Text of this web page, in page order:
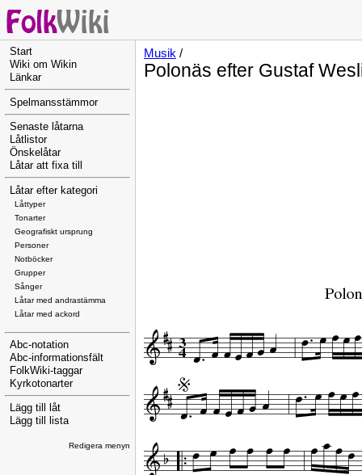
Start
Wiki om Wikin
Länkar
Spelmansstämmor
Senaste låtarna
Låtlistor
Önskelåtar
Låtar att fixa till
Låtar efter kategori
Låttyper
Tonarter
Geografiskt ursprung
Personer
Notböcker
Grupper
Sånger
Låtar med andrastämma
Låtar med ackord
Abc-notation
Abc-informationsfält
FolkWiki-taggar
Kyrkotonarter
Lägg till låt
Lägg till lista
Redigera menyn
Musik /
Polonäs efter Gustaf